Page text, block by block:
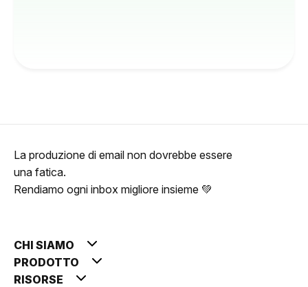
La produzione di email non dovrebbe essere
una fatica.
Rendiamo ogni inbox migliore insieme 💚
CHI SIAMO
PRODOTTO
RISORSE